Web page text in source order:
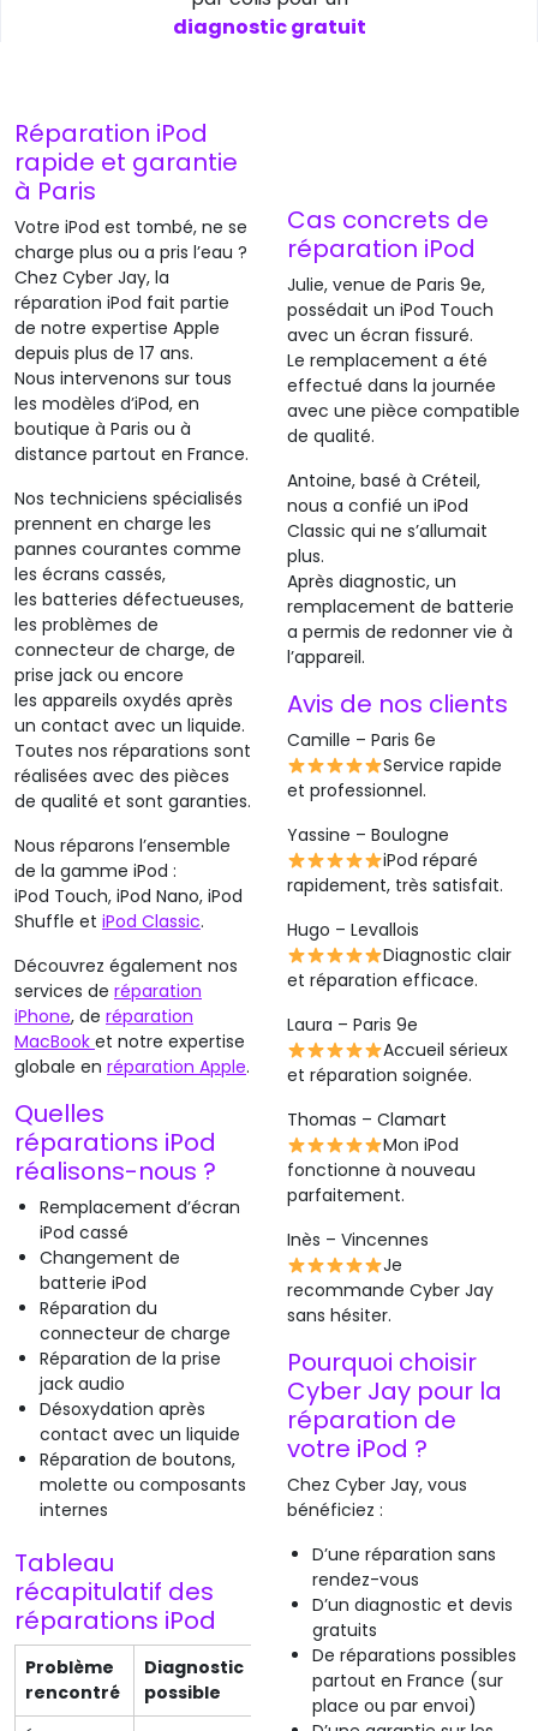
diagnostic gratuit
Réparation iPod
rapide et garantie
à Paris
Votre iPod est tombé, ne se
charge plus ou a pris l’eau ?
Chez Cyber Jay, la
réparation iPod fait partie
de notre expertise Apple
depuis plus de 17 ans.
Nous intervenons sur tous
les modèles d’iPod, en
boutique à Paris ou à
distance partout en France.
Nos techniciens spécialisés
prennent en charge les
pannes courantes comme
les écrans cassés,
les batteries défectueuses,
les problèmes de
connecteur de charge, de
prise jack ou encore
les appareils oxydés après
un contact avec un liquide.
Toutes nos réparations sont
réalisées avec des pièces
de qualité et sont garanties.
Nous réparons l’ensemble
de la gamme iPod :
iPod Touch, iPod Nano, iPod
Shuffle et iPod Classic.
Découvrez également nos
services de réparation
iPhone, de réparation
MacBook et notre expertise
globale en réparation Apple.
Quelles
réparations iPod
réalisons-nous ?
Remplacement d’écran
iPod cassé
Changement de
batterie iPod
Réparation du
connecteur de charge
Réparation de la prise
jack audio
Désoxydation après
contact avec un liquide
Réparation de boutons,
molette ou composants
internes
Tableau
récapitulatif des
réparations iPod
Problème
rencontré
Diagnostic
possible
Intervention
proposée
Délai
moyen
Cas concrets de
réparation iPod
Julie, venue de Paris 9e,
possédait un iPod Touch
avec un écran fissuré.
Le remplacement a été
effectué dans la journée
avec une pièce compatible
de qualité.
Antoine, basé à Créteil,
nous a confié un iPod
Classic qui ne s’allumait
plus.
Après diagnostic, un
remplacement de batterie
a permis de redonner vie à
l’appareil.
Avis de nos clients
Camille – Paris 6e
Service rapide
et professionnel.
Yassine – Boulogne
iPod réparé
rapidement, très satisfait.
Hugo – Levallois
Diagnostic clair
et réparation efficace.
Laura – Paris 9e
Accueil sérieux
et réparation soignée.
Thomas – Clamart
Mon iPod
fonctionne à nouveau
parfaitement.
Inès – Vincennes
Je
recommande Cyber Jay
sans hésiter.
Pourquoi choisir
Cyber Jay pour la
réparation de
votre iPod ?
Chez Cyber Jay, vous
bénéficiez :
D’une réparation sans
rendez-vous
D’un diagnostic et devis
gratuits
De réparations possibles
partout en France (sur
place ou par envoi)